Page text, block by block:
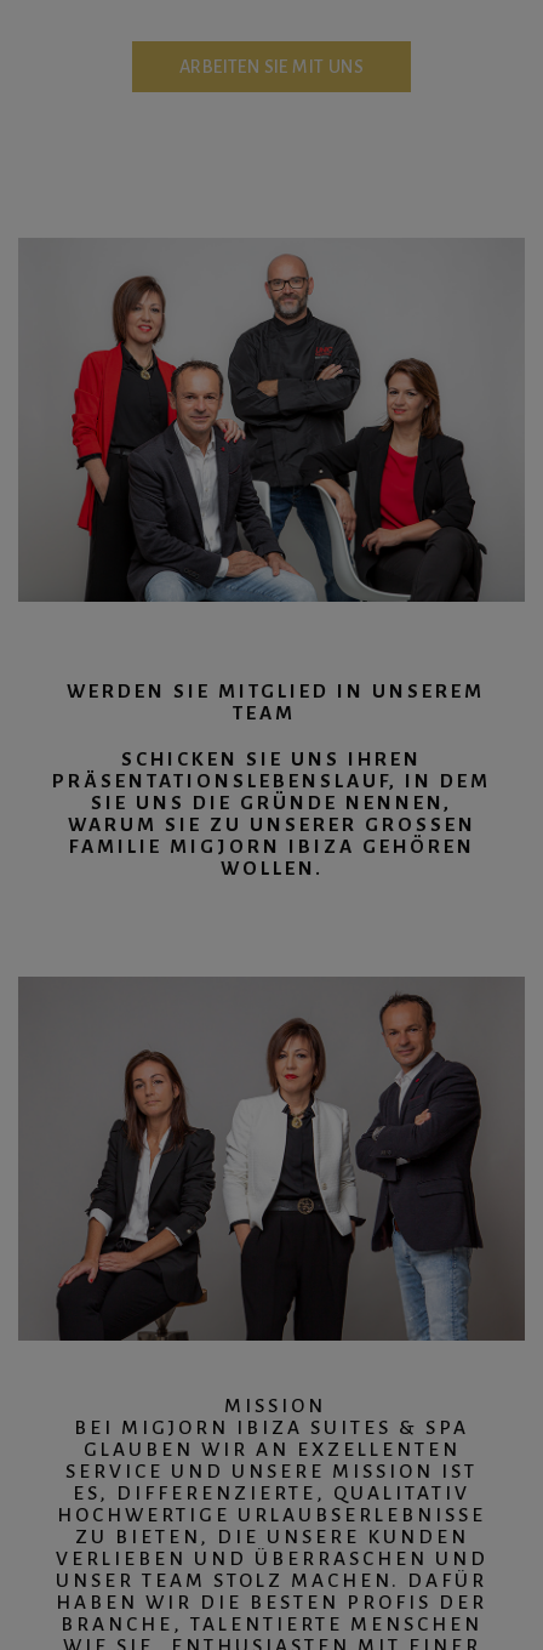
ARBEITEN SIE MIT UNS
WERDEN SIE MITGLIED IN UNSEREM
TEAM
SCHICKEN SIE UNS IHREN
PRÄSENTATIONSLEBENSLAUF, IN DEM
SIE UNS DIE GRÜNDE NENNEN,
WARUM SIE ZU UNSERER GROSSEN F
AMILIE MIGJORN IBIZA GEHÖREN W
OLLEN.
MISSION
BEI MIGJORN IBIZA SUITES & SPA
GLAUBEN WIR AN EXZELLENTEN
SERVICE UND UNSERE MISSION IST
ES, DIFFERENZIERTE, QUALITATIV
HOCHWERTIGE URLAUBSERLEBNISSE
ZU BIETEN, DIE UNSERE KUNDEN
VERLIEBEN UND ÜBERRASCHEN UND
UNSER TEAM STOLZ MACHEN. DAFÜR
HABEN WIR DIE BESTEN PROFIS DER
BRANCHE, TALENTIERTE MENSCHEN